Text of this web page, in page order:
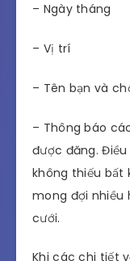
– Ngày tháng
– Vị trí
– Tên bạn và
– Thông báo
được đăng.
không thiếu bất
mong đợi nhiều
cưới.
Khi các chi tiết